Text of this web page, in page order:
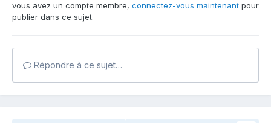
vous avez un compte membre, connectez-vous maintenant pour
publier dans ce sujet.
Répondre à ce sujet…